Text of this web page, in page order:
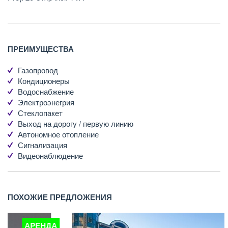
ПРЕИМУЩЕСТВА
Газопровод
Кондиционеры
Водоснабжение
Электроэнегрия
Стеклопакет
Выход на дорогу / первую линию
Автономное отопление
Сигнализация
Видеонаблюдение
ПОХОЖИЕ ПРЕДЛОЖЕНИЯ